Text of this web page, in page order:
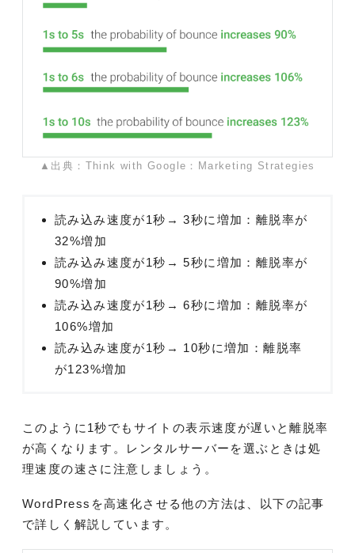
▲出典：Think with Google：Marketing Strategies
読み込み速度が1秒→ 3秒に増加：離脱率が
32%増加
読み込み速度が1秒→ 5秒に増加：離脱率が
90%増加
読み込み速度が1秒→ 6秒に増加：離脱率が
106%増加
読み込み速度が1秒→ 10秒に増加：離脱率
が123%増加
このように1秒でもサイトの表示速度が遅いと離脱率
が高くなります。レンタルサーバーを選ぶときは処
理速度の速さに注意しましょう。
WordPressを高速化させる他の方法は、以下の記事
で詳しく解説しています。